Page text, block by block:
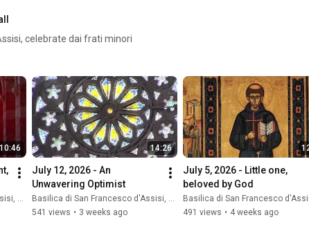
celebrate dai frati minori
10:46 14:26
July 12, 2026 - An
Unwavering Optimist
Basilica di San Francesco d'Assisi, Sacro Convento
541 views • 3 weeks ago
July 5, 2026 - Little one,
beloved by God
Basilica di San Francesco d'Assisi, Sacro
491 views • 4 weeks ago